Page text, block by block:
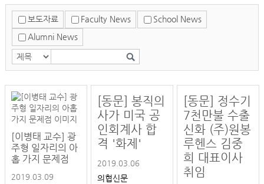
보도자료 Faculty News
School News
Alumni News
[이병태 교수] 광
주형 일자리의 아
홉 가지 문제점
2019.03.09
[동문] 봉직의
사가 미국 공
인회계사 합
격 '화제'
2019.03.06
의협신문
[동문] 정수기
7천만불 수출
신화 (주)원봉
루헨스 김중
희 대표이사
취임